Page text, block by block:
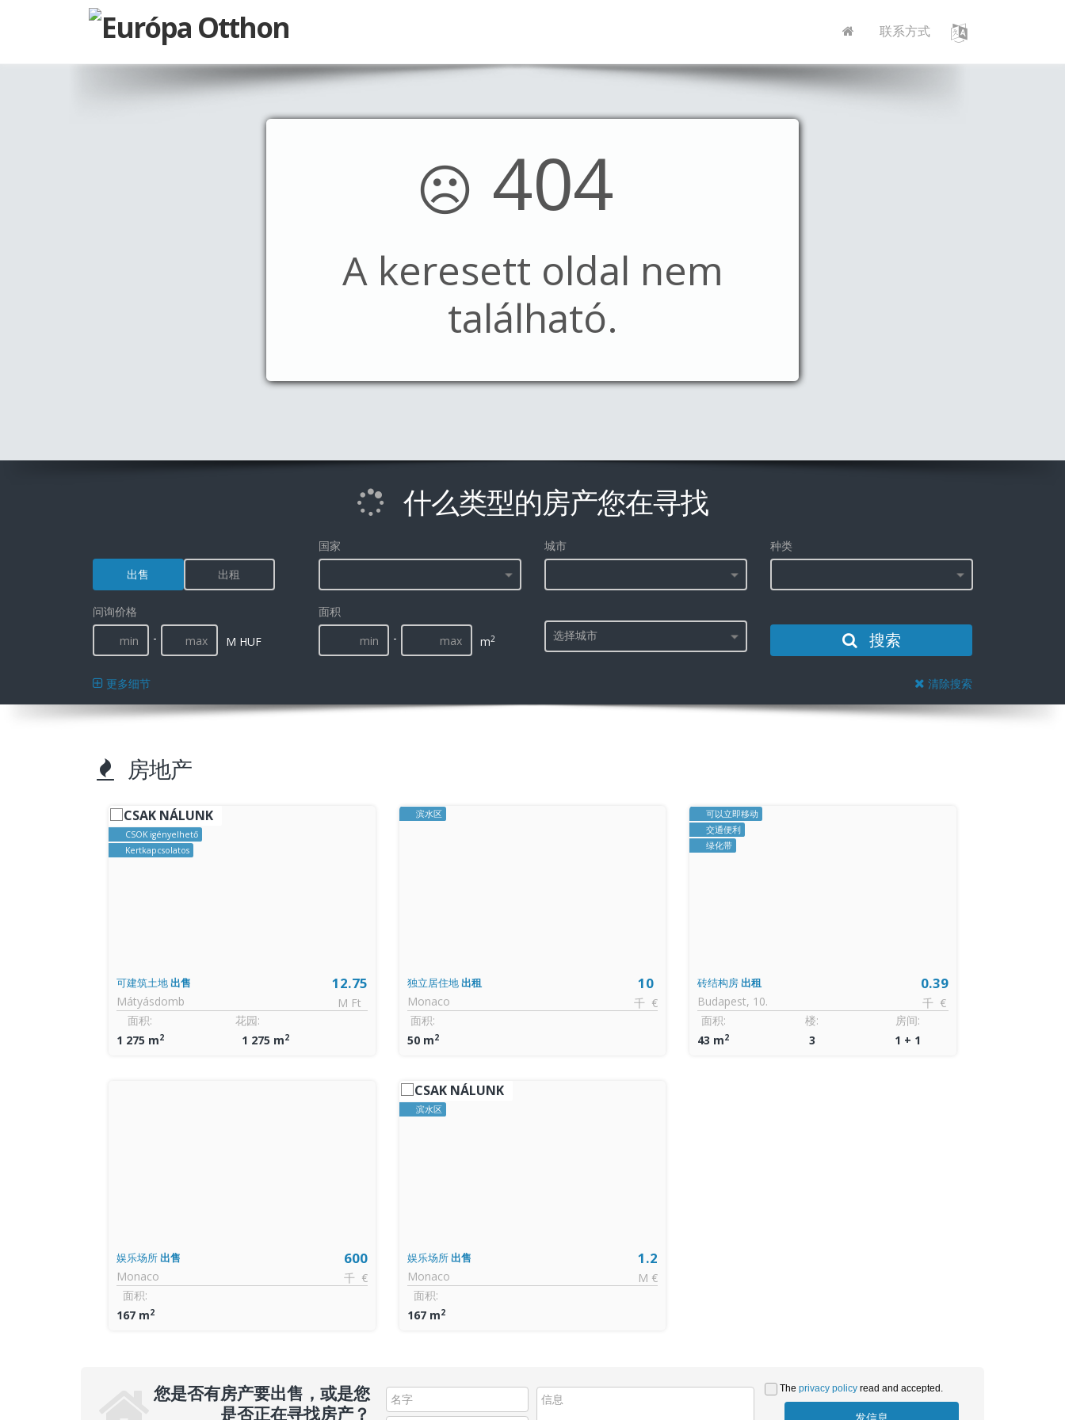
联系方式
☹ 404
A keresett oldal nem
található.
什么类型的房产您在寻找
出售 出租
国家 城市 种类
问询价格
-
M HUF
面积
-
m2 选择城市 搜索
更多细节 清除搜索
房地产
CSAK NÁLUNK
CSOK igényelhető
Kertkapcsolatos
12.75
M Ft
可建筑土地出售
Mátyásdomb
面积:
1 275 m2
花园:
1 275 m2
600
千 €
娱乐场所出售
Monaco
面积:
167 m2
滨水区
10
千 €
独立居住地出租
Monaco
面积:
50 m2
CSAK NÁLUNK
滨水区
1.2
M €
娱乐场所出售
Monaco
面积:
167 m2
可以立即移动
交通便利
绿化带
0.39
千 €
砖结构房出租
Budapest, 10.
房间:
1 + 1
面积:
43 m2
楼:
3
您是否有房产要出售，或是您
是否正在寻找房产？
The privacy policy read and accepted.